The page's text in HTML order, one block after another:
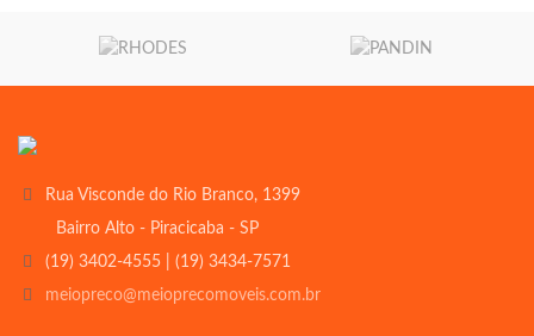
Rua Visconde do Rio Branco, 1399
Bairro Alto - Piracicaba - SP
(19) 3402-4555 | (19) 3434-7571
meiopreco@meioprecomoveis.com.br